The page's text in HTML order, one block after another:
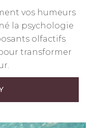
vos humeurs
la psychologie
olfactifs
transformer